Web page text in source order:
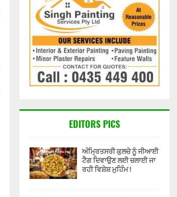
EDITORS PICS
ਅੰਮ੍ਰਿਤਸਰੀ ਕੁਲਚੇ ਨੂੰ ਜੀਆਈ
ਟੈਗ ਦਿਵਾਉਣ ਲਈ ਚਲਾਈ ਜਾ
ਰਹੀ ਵਿਸ਼ੇਸ਼ ਮੁਹਿੰਮ !